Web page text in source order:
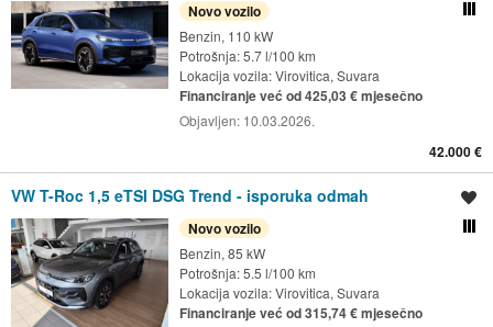
Novo vozilo
Benzin, 110 kW
Potrošnja: 5.7 l/100 km
Lokacija vozila:Virovitica, Suvara
Financiranje već od 425,03 € mjesečno
Objavljen: 10.03.2026.
42.000 €
VW T-Roc 1,5 eTSI DSG Trend - isporuka odmah
Novo vozilo
Benzin, 85 kW
Potrošnja: 5.5 l/100 km
Lokacija vozila:Virovitica, Suvara
Financiranje već od 315,74 € mjesečno